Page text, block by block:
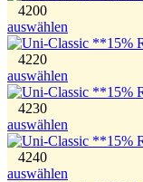
4200
auswählen
4220
auswählen
4230
auswählen
4240
auswählen